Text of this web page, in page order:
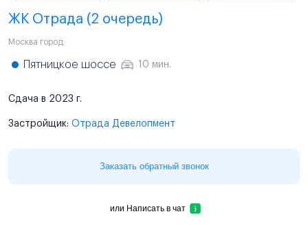
ЖК Отрада (2 очередь)
Москва город
Пятницкое шоссе 10 мин.
Сдача в 2023 г.
Застройщик: Отрада Девелопмент
Заказать обратный звонок
или Написать в чат